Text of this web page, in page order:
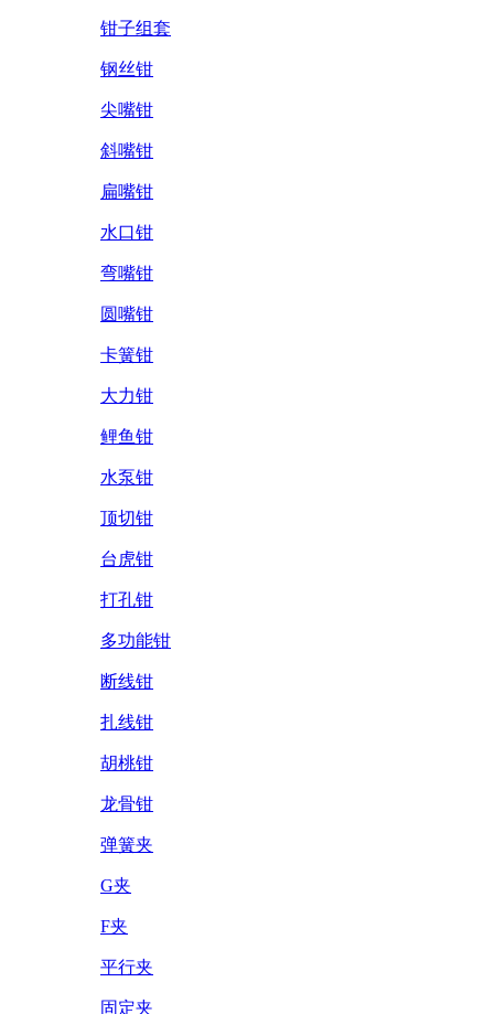
钳子组套
钢丝钳
尖嘴钳
斜嘴钳
扁嘴钳
水口钳
弯嘴钳
圆嘴钳
卡簧钳
大力钳
鲤鱼钳
水泵钳
顶切钳
台虎钳
打孔钳
多功能钳
断线钳
扎线钳
胡桃钳
龙骨钳
弹簧夹
G夹
F夹
平行夹
固定夹